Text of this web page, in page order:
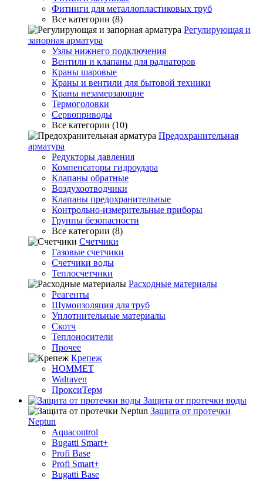
Фитинги для металлопластиковых труб
Все категории (8)
Регулирующая и
запорная арматура
Узлы нижнего подключения
Вентили и клапаны для радиаторов
Краны шаровые
Краны и вентили для бытовой техники
Краны незамерзающие
Термоголовки
Сервоприводы
Все категории (10)
Предохранительная
арматура
Редукторы давления
Компенсаторы гидроудара
Клапаны обратные
Воздухоотводчики
Клапаны предохранительные
Контрольно-измерительные приборы
Группы безопасности
Все категории (8)
Счетчики
Газовые счетчики
Счетчики воды
Теплосчетчики
Расходные материалы
Реагенты
Шумоизоляция для труб
Уплотнительные материалы
Скотч
Теплоносители
Прочее
Крепеж
HOMMET
Walraven
ПроксиТерм
Защита от протечки воды
Защита от протечки
Neptun
Aquacontrol
Bugatti Smart+
Profi Base
Profi Smart+
Bugatti Base